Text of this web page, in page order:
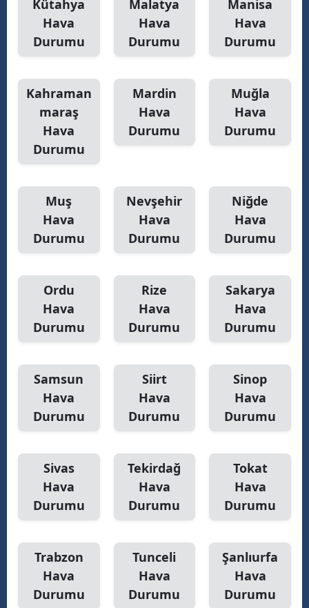
Kütahya
Hava
Durumu
Malatya
Hava
Durumu
Manisa
Hava
Durumu
Kahraman
maraş
Hava
Durumu
Mardin
Hava
Durumu
Muğla
Hava
Durumu
Muş
Hava
Durumu
Nevşehir
Hava
Durumu
Niğde
Hava
Durumu
Ordu
Hava
Durumu
Rize
Hava
Durumu
Sakarya
Hava
Durumu
Samsun
Hava
Durumu
Siirt
Hava
Durumu
Sinop
Hava
Durumu
Sivas
Hava
Durumu
Tekirdağ
Hava
Durumu
Tokat
Hava
Durumu
Trabzon
Hava
Durumu
Tunceli
Hava
Durumu
Şanlıurfa
Hava
Durumu